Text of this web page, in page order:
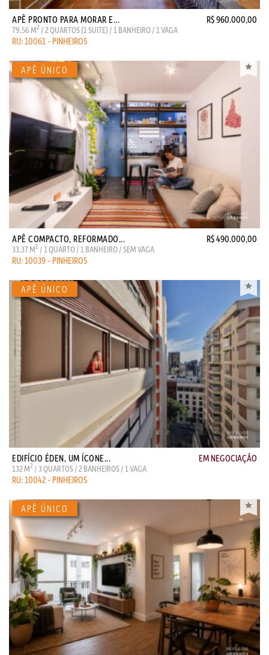
APÊ PRONTO PARA MORAR E... R$ 960.000,00
79,56 M2 / 2 QUARTOS (1 SUITE) / 1 BANHEIRO / 1 VAGA
RU: 10061 - PINHEIROS
APÊ COMPACTO, REFORMADO... R$ 490.000,00
33,37 M2 / 1 QUARTO / 1 BANHEIRO / SEM VAGA
RU: 10039 - PINHEIROS
EDIFÍCIO ÉDEN, UM ÍCONE... EM NEGOCIAÇÃO
132 M2 / 3 QUARTOS / 2 BANHEIROS / 1 VAGA
RU: 10042 - PINHEIROS